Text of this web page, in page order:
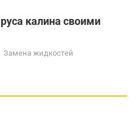
калина своими
Замена жидкостей